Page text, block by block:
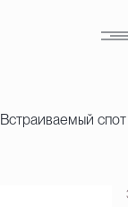
Встраиваемый